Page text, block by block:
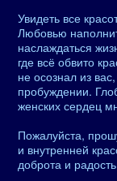
Увидеть все
Любовью
наслаждаться
где всё обвито
не осознал из
пробуждении.
женских сердец
Пожалуйста,
и внутренней
доброта и